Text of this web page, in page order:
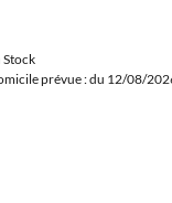
Stock
prévue : du 12/08/